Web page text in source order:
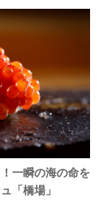
一瞬の海の命を
「橋場」